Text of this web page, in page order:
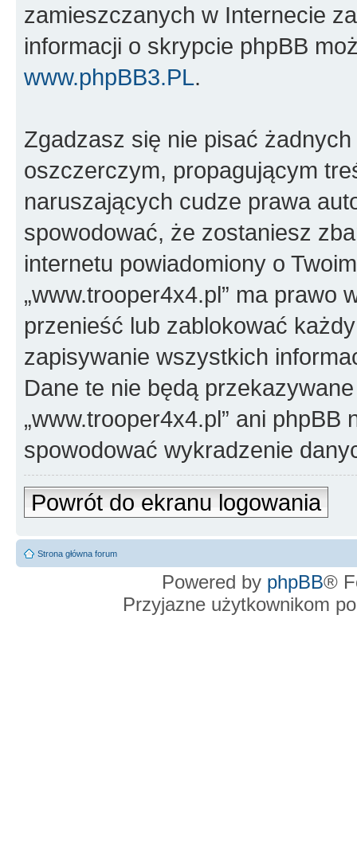
zamieszczanych w Internecie
informacji o skrypcie phpBB
www.phpBB3.PL.
Zgadzasz się nie pisać
oszczerczym, propagującym
naruszających cudze prawa
spowodować, że zostaniesz
internetu powiadomiony o
„www.trooper4x4.pl” ma prawo
przenieść lub zablokować
zapisywanie wszystkich
Dane te nie będą
„www.trooper4x4.pl” ani phpBB
spowodować wykradzenie
Powrót do ekranu logowania
Strona główna forum
Powered by phpBB®
Przyjazne użytkownikom